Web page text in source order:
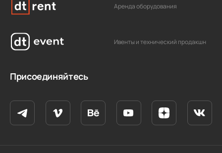
Аренда оборудования
Ивенты и технический продакшн
Присоединяйтесь